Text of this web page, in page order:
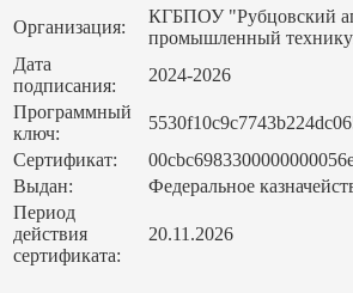
Организация:
КГБПОУ "Рубцовский
промышленный
Дата
подписания:
2024-2026
Программный
ключ:
Сертификат:
Выдан:
Федеральное
Период
действия
сертификата:
20.11.2026